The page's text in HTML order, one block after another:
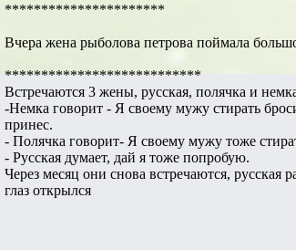
**********************
Вчера жена рыболова петрова поймала
***************************
Встречаются 3 жены, русская, полячка и
-Немка говорит - Я своему мужу стирать
принес.
- Полячка говорит- Я своему мужу тоже
- Русская думает, дай я тоже попробую.
Через месяц они снова встречаются,
глаз открылся